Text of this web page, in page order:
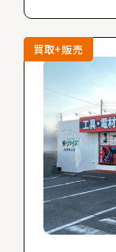
買取+販売